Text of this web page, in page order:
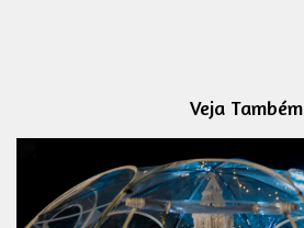
Veja Também